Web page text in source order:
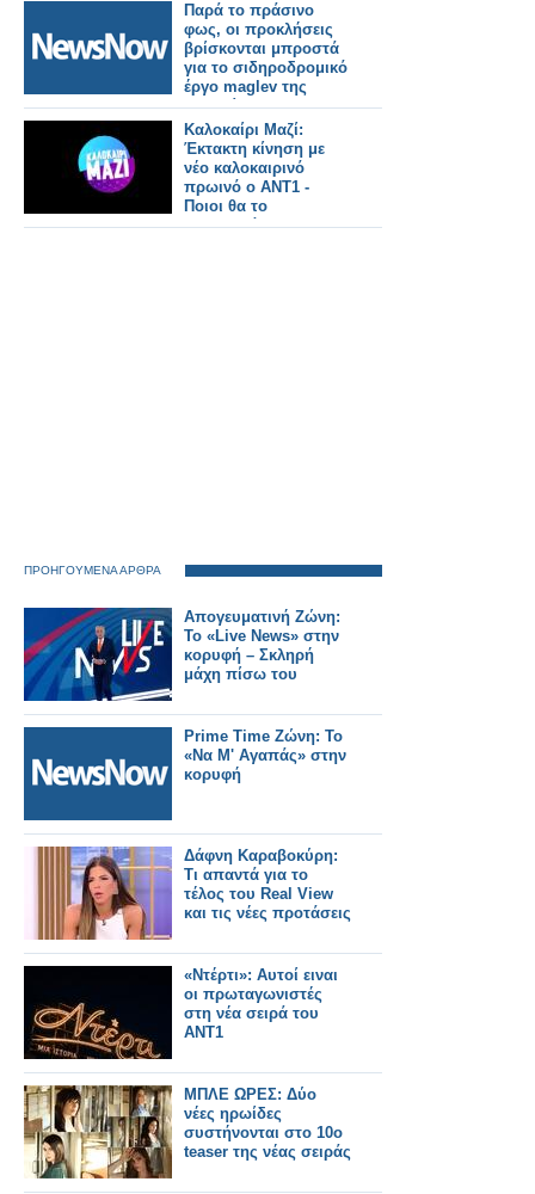
Παρά το πράσινο
φως, οι προκλήσεις
βρίσκονται μπροστά
για το σιδηροδρομικό
έργο maglev της
Ιαπωνίας.
Καλοκαίρι Μαζί:
Έκτακτη κίνηση με
νέο καλοκαιρινό
πρωινό ο ΑΝΤ1 -
Ποιοι θα το
παρουσιάζουν και τι
ΠΡΟΗΓΟΥΜΕΝΑ ΑΡΘΡΑ
Απογευματινή Ζώνη:
Το «Live News» στην
κορυφή – Σκληρή
μάχη πίσω του
Prime Time Ζώνη: Το
«Να Μ' Αγαπάς» στην
κορυφή
Δάφνη Καραβοκύρη:
Τι απαντά για το
τέλος του Real View
και τις νέες προτάσεις
«Ντέρτι»: Αυτοί ειναι
οι πρωταγωνιστές
στη νέα σειρά του
ΑΝΤ1
ΜΠΛΕ ΩΡΕΣ: Δύο
νέες ηρωίδες
συστήνονται στο 10ο
teaser της νέας σειράς